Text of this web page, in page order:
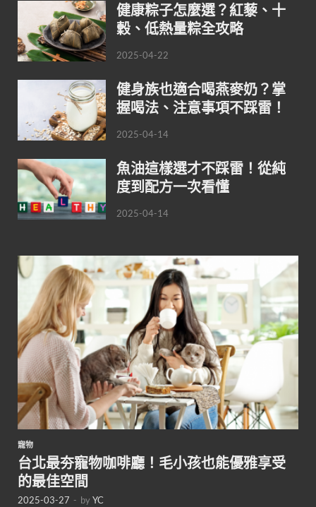
健康粽子怎麼選？紅藜、十
穀、低熱量粽全攻略
2025-04-22
健身族也適合喝燕麥奶？掌
握喝法、注意事項不踩雷！
2025-04-14
魚油這樣選才不踩雷！從純
度到配方一次看懂
2025-04-14
寵物
台北最夯寵物咖啡廳！毛小孩也能優雅享受
的最佳空間
2025-03-27 - byYC